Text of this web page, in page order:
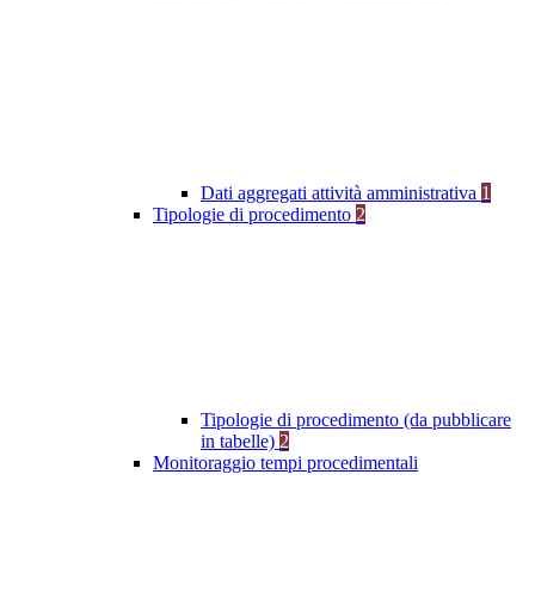
Dati aggregati attività amministrativa 1
Tipologie di procedimento 2
Tipologie di procedimento (da pubblicare
in tabelle) 2
Monitoraggio tempi procedimentali